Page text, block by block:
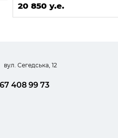
20 850 у.е.
вул. Сегедська, 12
408 99 73